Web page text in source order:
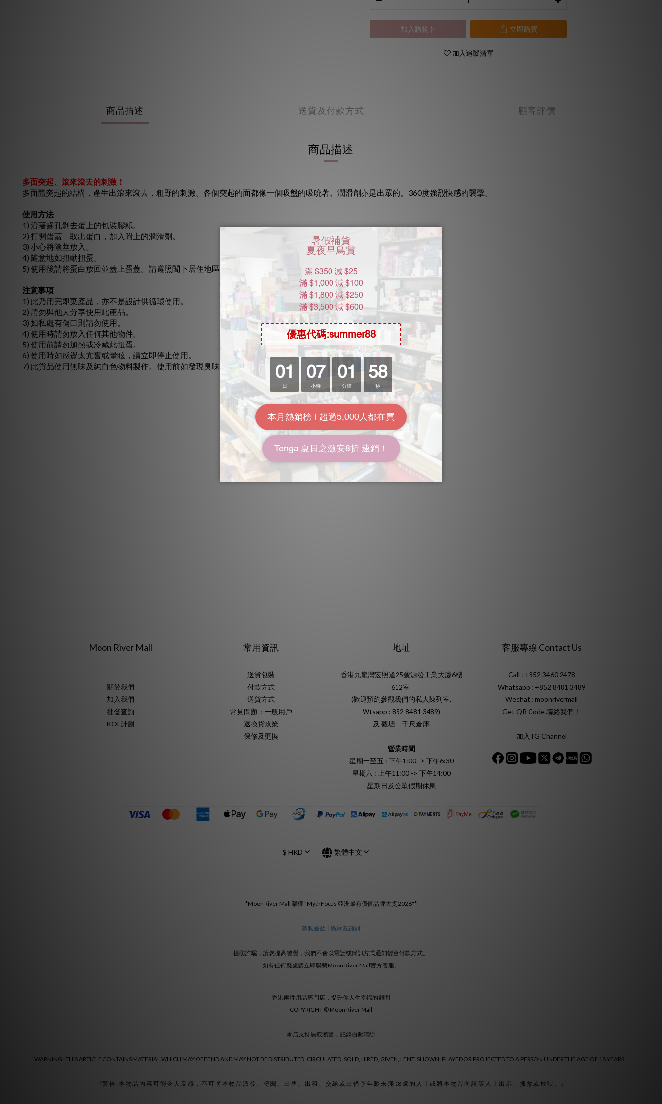
加入購物車 立即購買
加入追蹤清單
商品描述 送貨及付款方式 顧客評價
商品描述
多面突起、滾來滾去的刺激！
多面體突起的結構，產生出滾來滾去，粗野的刺激。各個突起的面都像一個吸盤的吸吮著。潤滑劑亦是出眾的。360度強烈快感的襲擊。
使用方法
1) 沿著齒孔剝去蛋上的包裝膠紙。
2) 打開蛋蓋，取出蛋白，加入附上的潤滑劑。
3) 小心將陰莖放入。
4) 隨意地如扭動扭蛋。
5) 使用後請將蛋白放回並蓋上蛋蓋。請遵照閣下居住地區的法例棄置處理。
注意事項
1) 此乃用完即棄產品，亦不是設計供循環使用。
2) 請勿與他人分享使用此產品。
3) 如私處有傷口則請勿使用。
4) 使用時請勿放入任何其他物件。
5) 使用前請勿加熱或冷藏此扭蛋。
6) 使用時如感覺太亢奮或暈眩，請立即停止使用。
7) 此貨品使用無味及純白色物料製作。使用前如發現臭味，脫色，有外物或封條被撕毀，請停止使用並與我們聯絡。
了解更多
Moon River Mall
關於我們
加入我們
批發查詢
KOL計劃
常用資訊
送貨包裝
付款方式
送貨方式
常見問題：一般用戶
退換貨政策
保修及更換
地址
香港九龍灣宏照道25號源發工業大廈6樓
612室
(歡迎預約參觀我們的私人陳列室,
Wtsapp : 852 8481 3489)
及 觀塘一千尺倉庫
營業時間
星期一至五 : 下午1:00 -> 下午6:30
星期六 : 上午11:00 -> 下午14:00
星期日及公眾假期休息
客服專線 Contact Us
Call : +852 3460 2478
Whatsapp : +852 8481 3489
Wechat : moonrivermall
Get QR Code 聯絡我們！
加入TG Channel
$ HKD 繁體中文
*Moon River Mall 榮獲 "MythFocus 亞洲最有價值品牌大獎 2026"*
隱私條款 | 條款及細則
提防詐騙，請您提高警覺，我們不會以電話或簡訊方式通知變更付款方式。
如有任何疑慮請立即聯繫Moon River Mall官方客服。
香港兩性用品專門店，提升你人生幸福的顧問
COPYRIGHT © Moon River Mall
本店支持無痕瀏覽，記錄自動清除
WARNING : THIS ARTICLE CONTAINS MATERIAL WHICH MAY OFFEND AND MAY NOT BE DISTRIBUTED, CIRCULATED, SOLD, HIRED, GIVEN, LENT, SHOWN, PLAYED OR PROJECTED TO A PERSON UNDER THE AGE OF 18 YEARS.”
『警 告 : 本 物 品 內 容 可 能 令 人 反 感 ， 不 可 將 本 物 品 派 發 、 傳 閱 、 出 售 、 出 租 、 交 給 或 出 借 予 年 齡 未 滿 18 歲 的 人 士 或 將 本 物 品 向 該 等 人 士 出 示 、 播 放 或 放 映 。』